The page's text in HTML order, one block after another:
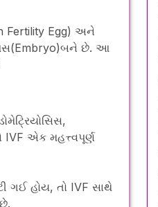
Fertility Egg) અને
છે. આ
IVF એક મહત્ત્વપૂર્ણ
ગઈ હોય, તો IVF સાથે